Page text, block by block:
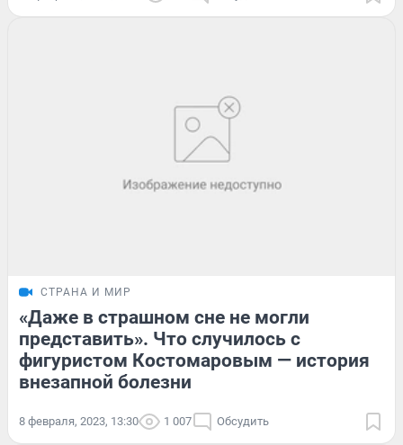
СТРАНА И МИР
«Даже в страшном сне не могли
представить». Что случилось с
фигуристом Костомаровым — история
внезапной болезни
8 февраля, 2023, 13:30 1 007 Обсудить